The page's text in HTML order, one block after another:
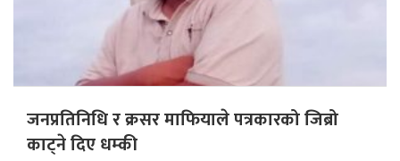
जनप्रतिनिधि र क्रसर माफियाले पत्रकारको जिब्रो
काट्ने दिए धम्की